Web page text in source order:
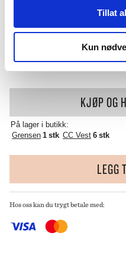
Tillat
Kun
KJØP OG
På lager i butikk:
Grensen1 stk CC Vest6 stk
LEGG
Hos oss kan du trygt betale med: